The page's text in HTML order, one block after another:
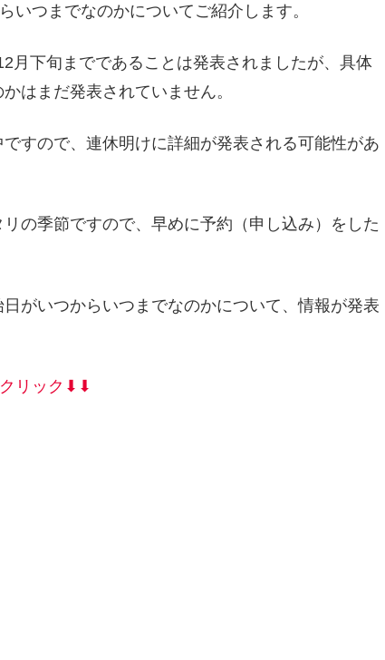
いつまでなのかについてご紹介します。
月下旬までであることは発表されましたが、具体
はまだ発表されていません。
すので、連休明けに詳細が発表される可能性があ
の季節ですので、早めに予約（申し込み）をした
がいつからいつまでなのかについて、情報が発表
リック⬇︎⬇︎